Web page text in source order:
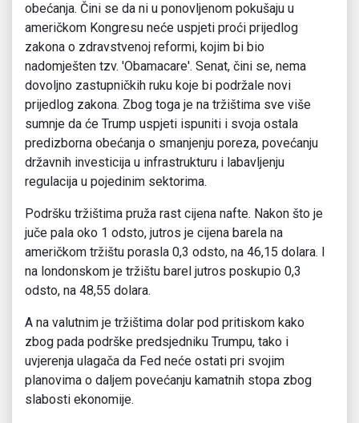
obećanja. Čini se da ni u ponovljenom pokušaju u
američkom Kongresu neće uspjeti proći prijedlog
zakona o zdravstvenoj reformi, kojim bi bio
nadomješten tzv. ′Obamacare′. Senat, čini se, nema
dovoljno zastupničkih ruku koje bi podržale novi
prijedlog zakona. Zbog toga je na tržištima sve više
sumnje da će Trump uspjeti ispuniti i svoja ostala
predizborna obećanja o smanjenju poreza, povećanju
državnih investicija u infrastrukturu i labavljenju
regulacija u pojedinim sektorima.
Podršku tržištima pruža rast cijena nafte. Nakon što je
juče pala oko 1 odsto, jutros je cijena barela na
američkom tržištu porasla 0,3 odsto, na 46,15 dolara. I
na londonskom je tržištu barel jutros poskupio 0,3
odsto, na 48,55 dolara.
A na valutnim je tržištima dolar pod pritiskom kako
zbog pada podrške predsjedniku Trumpu, tako i
uvjerenja ulagača da Fed neće ostati pri svojim
planovima o daljem povećanju kamatnih stopa zbog
slabosti ekonomije.